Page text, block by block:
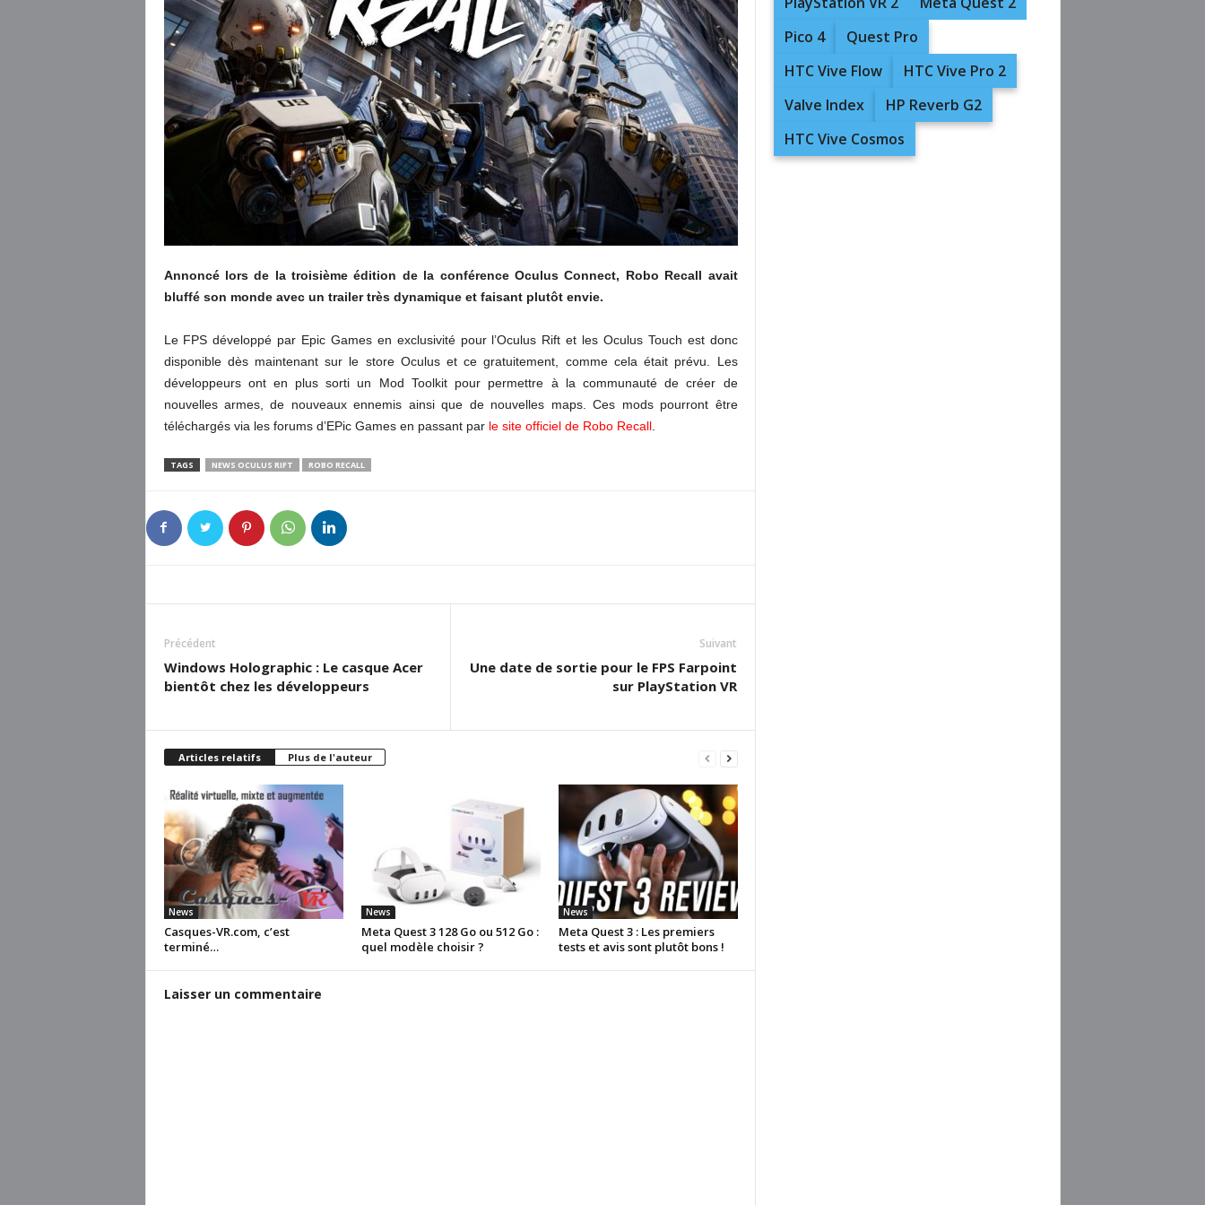
Annoncé lors de la troisième édition de la conférence Oculus Connect, Robo Recall avait
bluffé son monde avec un trailer très dynamique et faisant plutôt envie.
Le FPS développé par Epic Games en exclusivité pour l’Oculus Rift et les Oculus Touch est donc
disponible dès maintenant sur le store Oculus et ce gratuitement, comme cela était prévu. Les
développeurs ont en plus sorti un Mod Toolkit pour permettre à la communauté de créer de
nouvelles armes, de nouveaux ennemis ainsi que de nouvelles maps. Ces mods pourront être
téléchargés via les forums d’EPic Games en passant par le site officiel de Robo Recall.
TAGS NEWS OCULUS RIFT ROBO RECALL
Précédent
Windows Holographic : Le casque Acer
bientôt chez les développeurs
Suivant
Une date de sortie pour le FPS Farpoint
sur PlayStation VR
Articles relatifs Plus de l'auteur
News
Casques-VR.com, c’est
terminé…
News
Meta Quest 3 128 Go ou 512 Go :
quel modèle choisir ?
News
Meta Quest 3 : Les premiers
tests et avis sont plutôt bons !
Laisser un commentaire
Pico 4
Quest Pro
HTC Vive Flow
HTC Vive Pro 2
Valve Index
HP Reverb G2
HTC Vive Cosmos